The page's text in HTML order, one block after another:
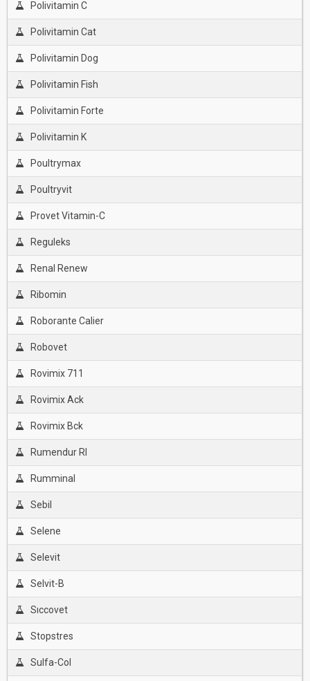
Polivitamin C
Polivitamin Cat
Polivitamin Dog
Polivitamin Fish
Polivitamin Forte
Polivitamin K
Poultrymax
Poultryvit
Provet Vitamin-C
Reguleks
Renal Renew
Ribomin
Roborante Calier
Robovet
Rovimix 711
Rovimix Ack
Rovimix Bck
Rumendur Rl
Rumminal
Sebil
Selene
Selevit
Selvit-B
Sıccovet
Stopstres
Sulfa-Col